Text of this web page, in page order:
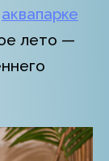
аквапарке
лето —